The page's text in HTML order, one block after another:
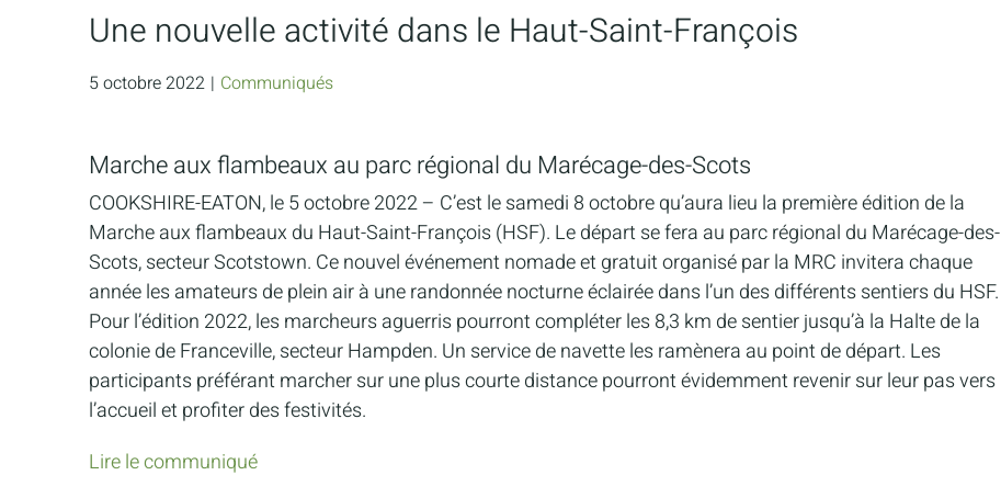
Une nouvelle activité dans le Haut-Saint-François
5 octobre 2022 | Communiqués
Marche aux flambeaux au parc régional du Marécage-des-Scots
COOKSHIRE-EATON, le 5 octobre 2022 – C’est le samedi 8 octobre qu’aura lieu la première édition de la
Marche aux flambeaux du Haut-Saint-François (HSF). Le départ se fera au parc régional du Marécage-des-
Scots, secteur Scotstown. Ce nouvel événement nomade et gratuit organisé par la MRC invitera chaque
année les amateurs de plein air à une randonnée nocturne éclairée dans l’un des différents sentiers du HSF.
Pour l’édition 2022, les marcheurs aguerris pourront compléter les 8,3 km de sentier jusqu’à la Halte de la
colonie de Franceville, secteur Hampden. Un service de navette les ramènera au point de départ. Les
participants préférant marcher sur une plus courte distance pourront évidemment revenir sur leur pas vers
l’accueil et profiter des festivités.
Lire le communiqué